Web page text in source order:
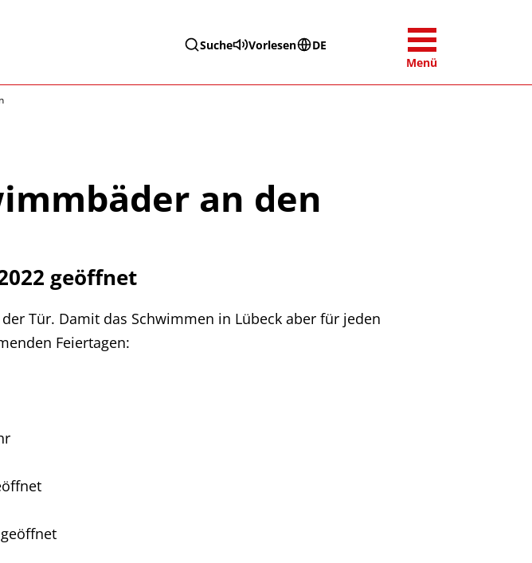
Suche Vorlesen
DE
Menü
an den
geöffnet
Tür. Damit das Schwimmen in Lübeck aber für jeden
Feiertagen: